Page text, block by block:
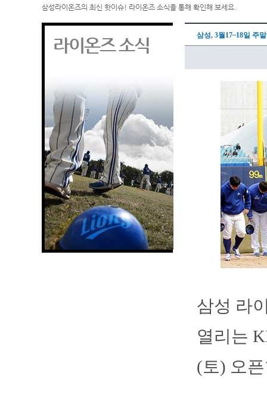
삼성라이온즈의 최신 핫이슈! 라이온즈 소식을 통해 확인해 보세요.
라이온즈 소식 삼성, 3월17~18일 주
삼성 라
열리는
(토) 오